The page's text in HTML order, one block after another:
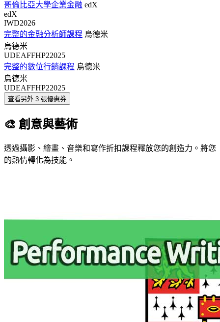
哥倫比亞大學企業金融 edX
edX
IWD2026
完整的金融分析師課程 烏德米
烏德米
UDEAFFHP22025
完整的數位行銷課程 烏德米
烏德米
UDEAFFHP22025
查看另外 3 張優惠券
🎨 創意與藝術
透過攝影、繪畫、音樂和寫作折扣課程釋放您的創造力。將您
的熱情轉化為技能。